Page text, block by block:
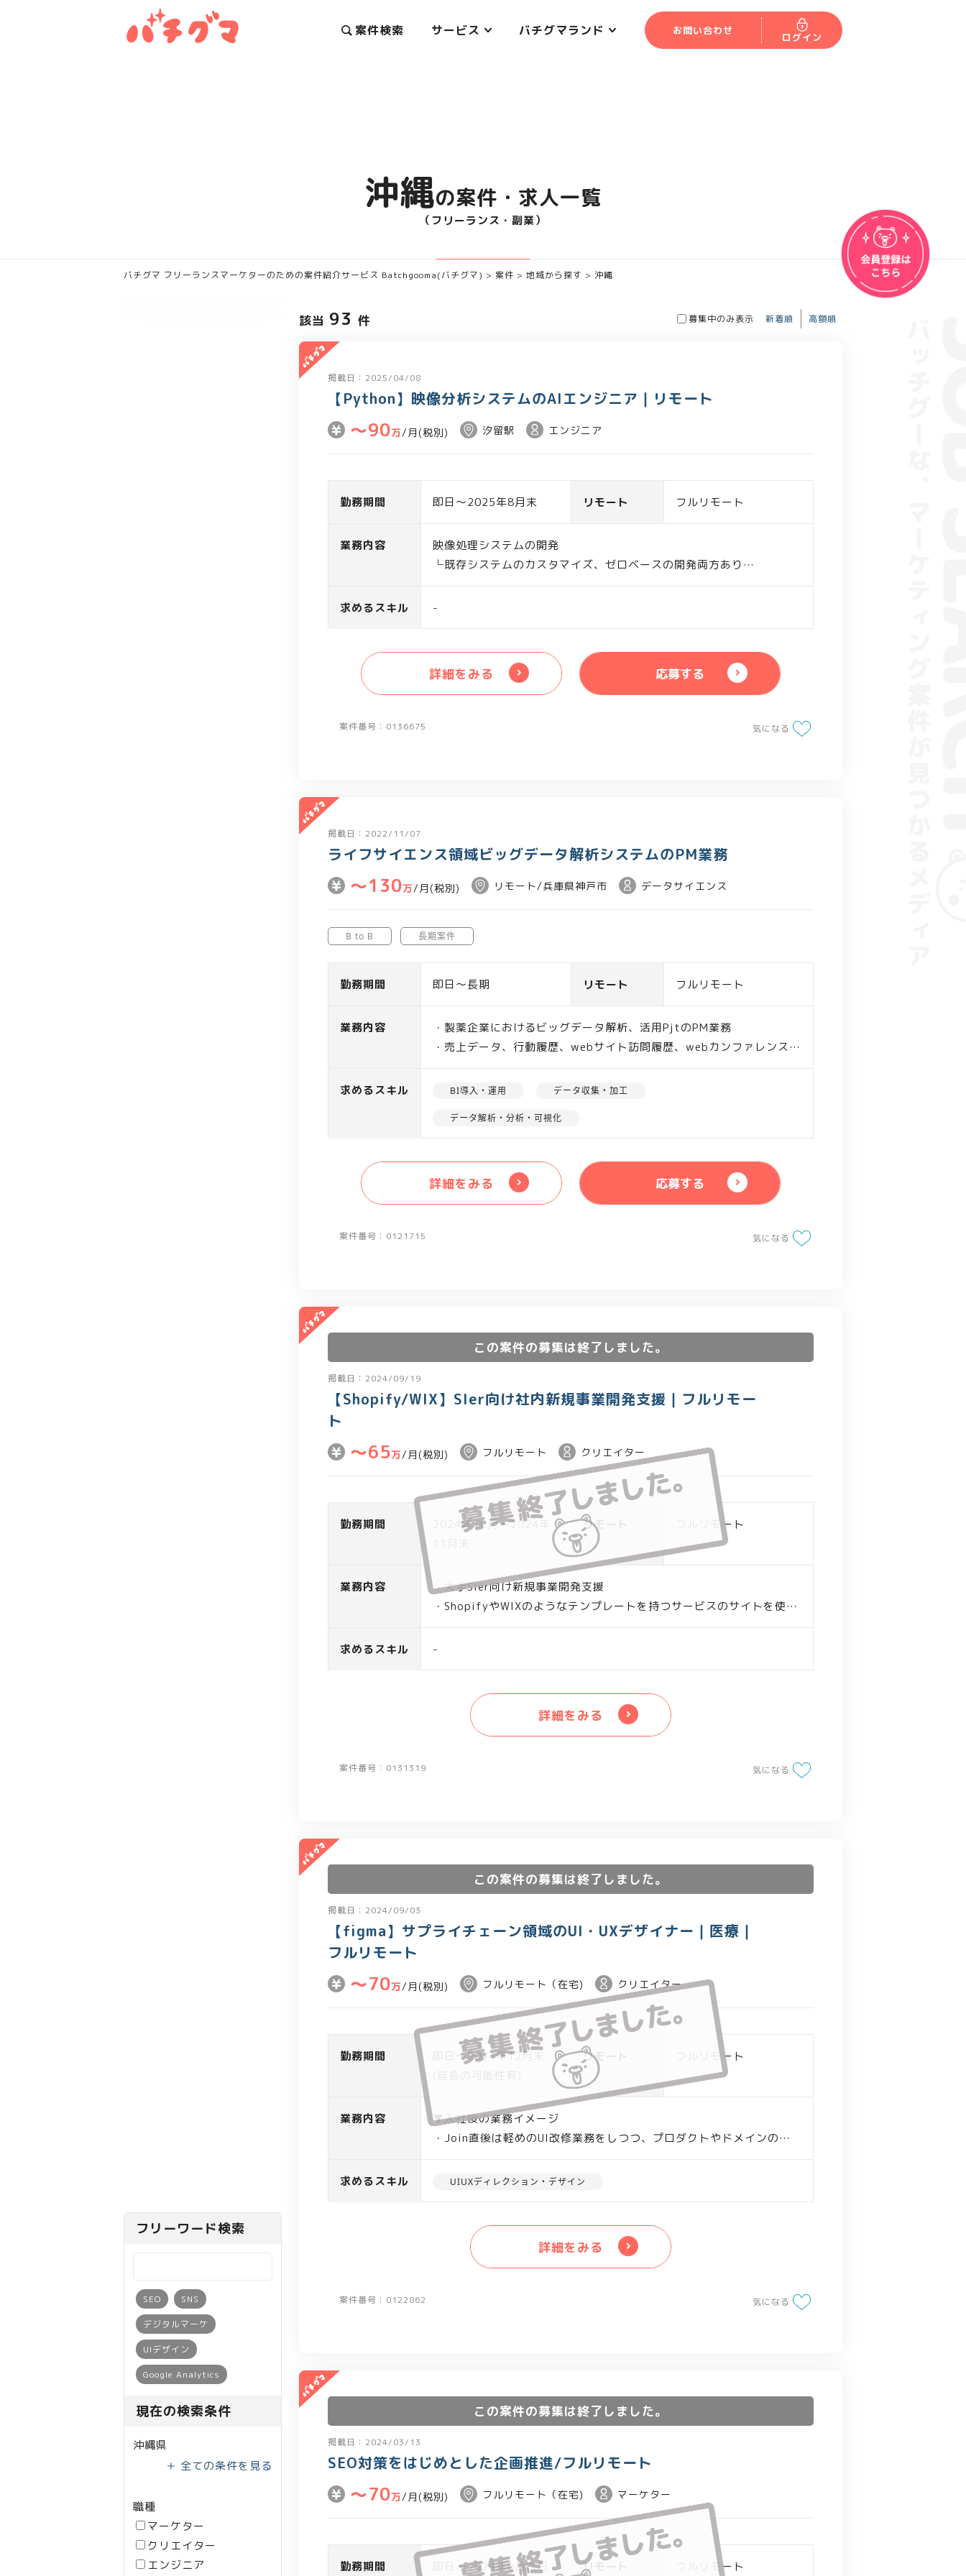
案件検索 サービス バチグマランド お問い合わせ
ログイン
沖縄の案件・求人一覧
（フリーランス・副業）
バチグマ フリーランスマーケターのための案件紹介サービス Batchgooma(バチグマ) > 案件 > 地域から探す > 沖縄
フリーワード検索
SEO SNS
デジタルマーケ
UIデザイン
Google Analytics
現在の検索条件
沖縄県
＋ 全ての条件を見る
職種
マーケター
クリエイター
エンジニア
該当 93 件 募集中のみ表示 新着順 高額順
掲載日：2025/04/08
案件番号：0136675
【Python】映像分析システムのAIエンジニア｜リモート
〜90万/月(税別) 汐留駅 エンジニア
勤務期間 即日～2025年8月末 リモート フルリモート
業務内容
映像処理システムの開発
└既存システムのカスタマイズ、ゼロベースの開発両方あり
・GitHubを用いたチーム開発
求めるスキル -
詳細をみる 応募する
気になる
掲載日：2022/11/07
案件番号：0121715
ライフサイエンス領域ビッグデータ解析システムのPM業務
〜130万/月(税別) リモート/兵庫県神戸市 データサイエンス
B to B 長期案件
勤務期間 即日～長期 リモート フルリモート
業務内容
・製薬企業におけるビッグデータ解析、活用PjtのPM業務
・売上データ、行動履歴、webサイト訪問履歴、webカンファレンス視
・上記データからの課題抽出、システム要件定義、WBS作成
・開発ガバナンス体制の構築
求めるスキル BI導入・運用 データ収集・加工
データ解析・分析・可視化
詳細をみる 応募する
気になる
この案件の募集は終了しました。
掲載日：2024/09/19
案件番号：0131319
【Shopify/WIX】SIer向け社内新規事業開発支援｜フルリモー
ト
〜65万/月(税別) フルリモート クリエイター
勤務期間
2024年10月～2024年
リモート フルリモート
業務内容
・大手SIer向け新規事業開発支援
・ShopifyやWIXのようなテンプレートを持つサービスのサイトを使
求めるスキル
-
詳細をみる
気になる
この案件の募集は終了しました。
掲載日：2024/09/03
案件番号：0122862
【figma】サプライチェーン領域のUI・UXデザイナー｜医療｜
フルリモート
〜70万/月(税別) フルリモート（在宅) クリエイター
勤務期間
即日～2024年12月末
リモート フルリモート
業務内容
▼入社後の業務イメージ
・Join直後は軽めのUI改修業務をしつつ、プロダクトやドメインのキ
▼立ち上がり後お願いしたい主な業務
・エンジニアとの仕様調整
・プロダクト上のライティング
求めるスキル UIUXディレクション・デザイン
詳細をみる
気になる
この案件の募集は終了しました。
掲載日：2024/03/13
SEO対策をはじめとした企画推進/フルリモート
〜70万/月(税別) フルリモート（在宅) マーケター
勤務期間 即日～2024年6月末日 リモート フルリモート